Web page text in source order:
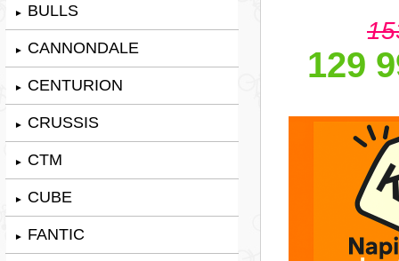
► BULLS
► CANNONDALE
► CENTURION
► CRUSSIS
► CTM
► CUBE
► FANTIC
129